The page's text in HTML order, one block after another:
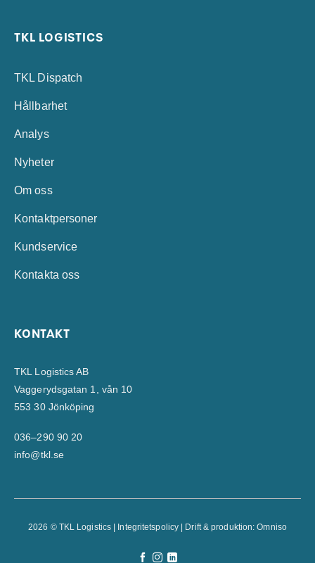
TKL LOGISTICS
TKL Dispatch
Hållbarhet
Analys
Nyheter
Om oss
Kontaktpersoner
Kundservice
Kontakta oss
KONTAKT
TKL Logistics AB
Vaggerydsgatan 1, vån 10
553 30 Jönköping
036–290 90 20
info@tkl.se
2026 © TKL Logistics | Integritetspolicy | Drift & produktion:Omniso